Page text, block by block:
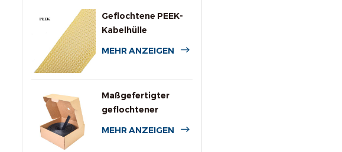
Geflochtene PEEK-
Kabelhülle
MEHR ANZEIGEN
Maßgefertigter
geflochtener
MEHR ANZEIGEN